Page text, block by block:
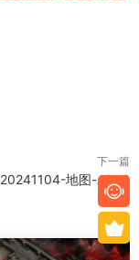
下一篇
20241104-地图-A043